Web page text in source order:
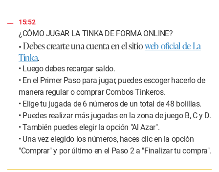
15:52
¿CÓMO JUGAR LA TINKA DE FORMA ONLINE?
• Debes crearte una cuenta en el sitioweb oficial de La
Tinka.
• Luego debes recargar saldo.
• En el Primer Paso para jugar, puedes escoger hacerlo de
manera regular o comprar Combos Tinkeros.
• Elige tu jugada de 6 números de un total de 48 bolillas.
• Puedes realizar más jugadas en la zona de juego B, C y D.
• También puedes elegir la opción "Al Azar".
• Una vez elegido los números, haces clic en la opción
"Comprar" y por último en el Paso 2 a "Finalizar tu compra".